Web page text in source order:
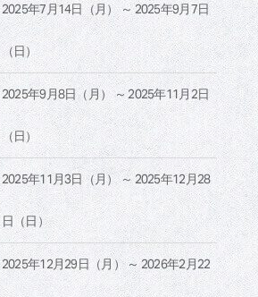
2025年7月14日（月） ～ 2025年9月7日
（日）
2025年9月8日（月） ～ 2025年11月2日
（日）
2025年11月3日（月） ～ 2025年12月28
日（日）
2025年12月29日（月） ～ 2026年2月22